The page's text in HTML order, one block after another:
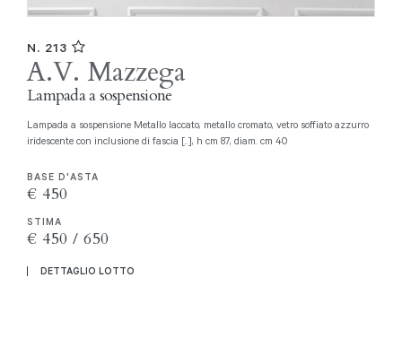
N. 213
A.V. Mazzega
Lampada a sospensione
Lampada a sospensione Metallo laccato, metallo cromato, vetro soffiato azzurro
iridescente con inclusione di fascia [..], h cm 87, diam. cm 40
BASE D'ASTA
€ 450
STIMA
€ 450 / 650
DETTAGLIO LOTTO